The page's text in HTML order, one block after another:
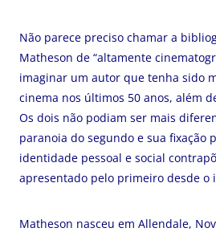
Não parece preciso chamar a
Matheson de “altamente
imaginar um autor que tenha sido
cinema nos últimos 50 anos, além
Os dois não podiam ser mais
paranoia do segundo e sua fixação
identidade pessoal e social
apresentado pelo primeiro desde o
Matheson nasceu em Allendale,